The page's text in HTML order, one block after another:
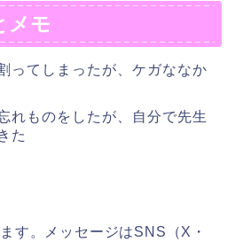
メモ
ってしまったが、ケガななか
れものをしたが、自分で先生
た
す。メッセージはSNS（X・